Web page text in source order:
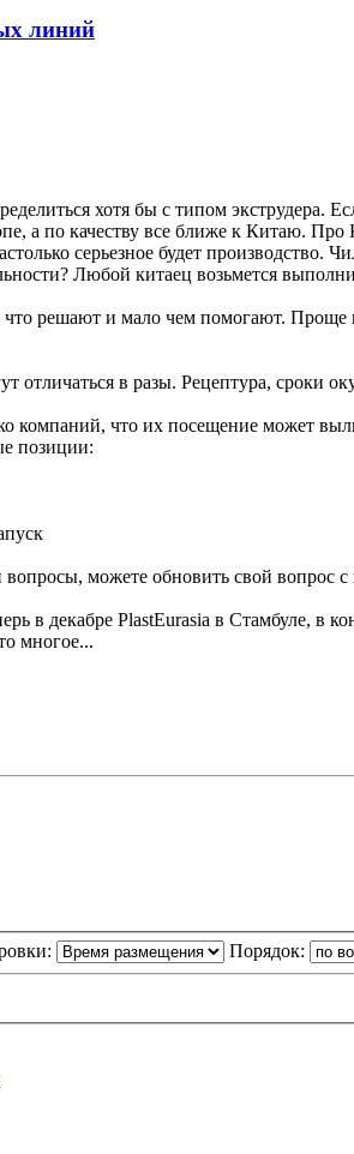
линий
хотя бы с типом экструдера.
а по качеству все ближе к Китаю.
серьезное будет производство.
Любой китаец возьмется
что решают и мало чем помогают.
отличаться в разы. Рецептура, сроки
компаний, что их посещение может
позиции:
вопросы, можете обновить свой вопрос
в декабре PlastEurasia в Стамбуле, в
многое...
Порядок: